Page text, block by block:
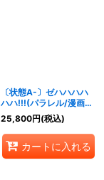
〔状態A-〕ゼハハハハ
ハハ!!!(パラレル/漫画
絵)【R/P】{OP16-116}
25,800円(税込)
カートに入れる